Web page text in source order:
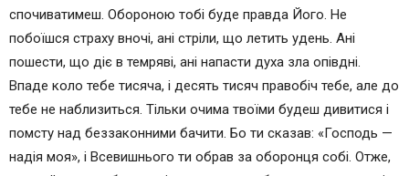
спочиватимеш. Обороною тобі буде правда Його. Не
побоїшся страху вночі, ані стріли, що летить удень. Ані
пошести, що діє в темряві, ані напасти духа зла опівдні.
Впаде коло тебе тисяча, і десять тисяч правобіч тебе, але до
тебе не наблизиться. Тільки очима твоїми будеш дивитися і
помсту над беззаконними бачити. Бо ти сказав: «Господь —
надія моя», і Всевишнього ти обрав за оборонця собі. Отже,